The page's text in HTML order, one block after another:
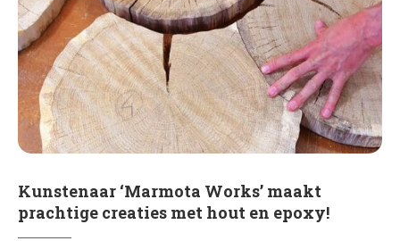
Kunstenaar ‘Marmota Works’ maakt
prachtige creaties met hout en epoxy!